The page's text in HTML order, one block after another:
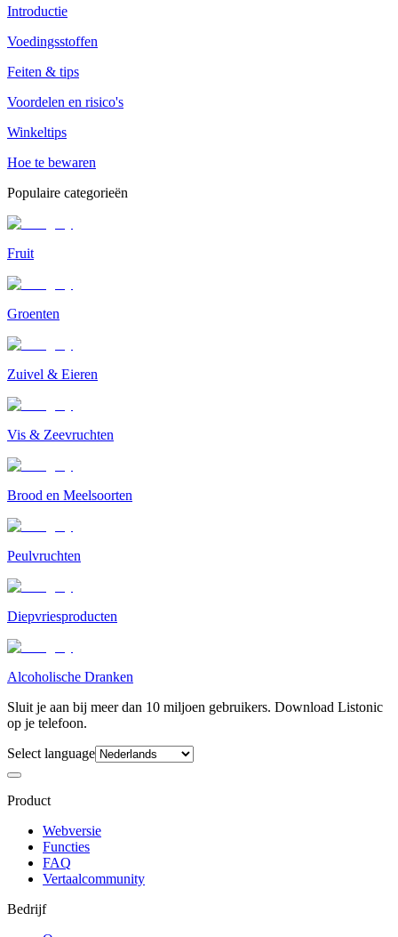
Introductie
Voedingsstoffen
Feiten & tips
Voordelen en risico's
Winkeltips
Hoe te bewaren
Populaire categorieën
Fruit
Groenten
Zuivel & Eieren
Vis & Zeevruchten
Brood en Meelsoorten
Peulvruchten
Diepvriesproducten
Alcoholische Dranken
Sluit je aan bij meer dan 10 miljoen gebruikers. Download Listonic
op je telefoon.
Select language
Product
Webversie
Functies
FAQ
Vertaalcommunity
Bedrijf